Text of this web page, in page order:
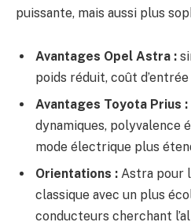
puissante, mais aussi plus
Avantages Opel Astra :
poids réduit, coût
Avantages Toyota Prius :
dynamiques, polyvalence
mode électrique plus
Orientations : Astra pour
classique avec un plus
conducteurs cherchant